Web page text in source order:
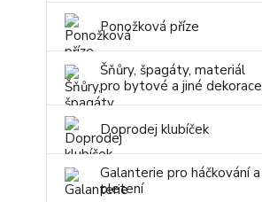
Ponožková příze
Šňůry, špagáty, materiál
pro bytové a jiné dekorace
Doprodej klubíček
Galanterie pro háčkování a
pletení